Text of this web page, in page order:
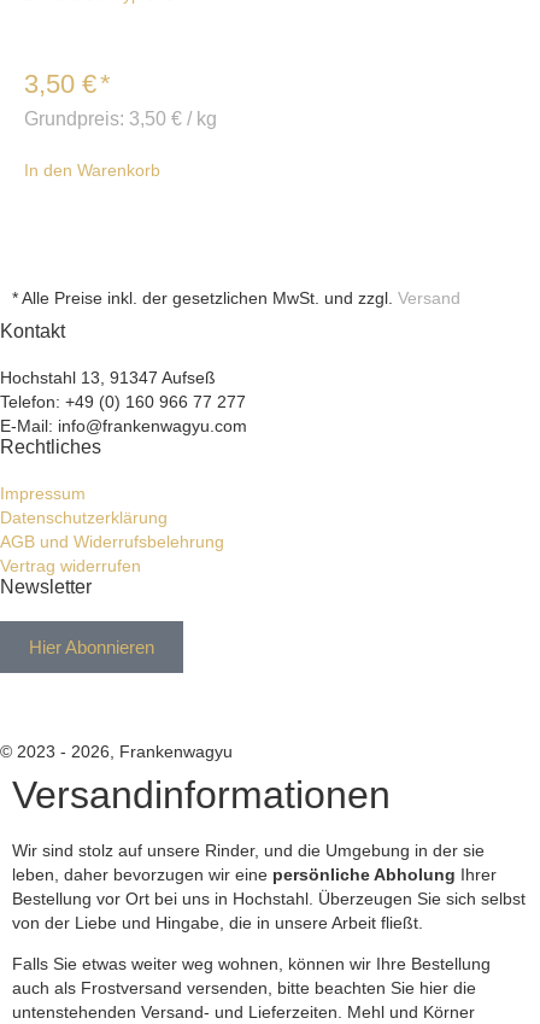
3,50 €*
Grundpreis: 3,50 € / kg
In den Warenkorb
* Alle Preise inkl. der gesetzlichen MwSt. und zzgl. Versand
Kontakt
Hochstahl 13, 91347 Aufseß
Telefon: +49 (0) 160 966 77 277
E-Mail: info@frankenwagyu.com
Rechtliches
Impressum
Datenschutzerklärung
AGB und Widerrufsbelehrung
Vertrag widerrufen
Newsletter
Hier Abonnieren
© 2023 - 2026, Frankenwagyu
Versandinformationen
Wir sind stolz auf unsere Rinder, und die Umgebung in der sie
leben, daher bevorzugen wir eine persönliche Abholung Ihrer
Bestellung vor Ort bei uns in Hochstahl. Überzeugen Sie sich selbst
von der Liebe und Hingabe, die in unsere Arbeit fließt.
Falls Sie etwas weiter weg wohnen, können wir Ihre Bestellung
auch als Frostversand versenden, bitte beachten Sie hier die
untenstehenden Versand- und Lieferzeiten. Mehl und Körner